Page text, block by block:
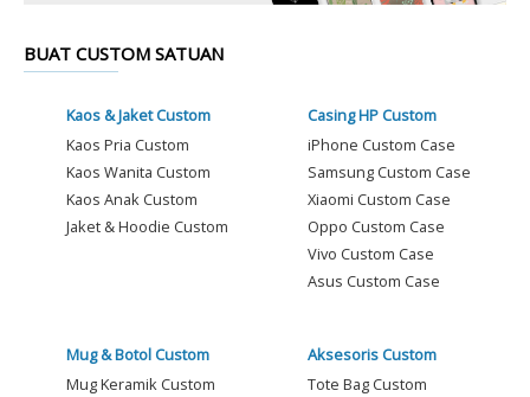
BUAT CUSTOM SATUAN
Kaos & Jaket Custom
Kaos Pria Custom
Kaos Wanita Custom
Kaos Anak Custom
Jaket & Hoodie Custom
Casing HP Custom
iPhone Custom Case
Samsung Custom Case
Xiaomi Custom Case
Oppo Custom Case
Vivo Custom Case
Asus Custom Case
Mug & Botol Custom
Mug Keramik Custom
Aksesoris Custom
Tote Bag Custom